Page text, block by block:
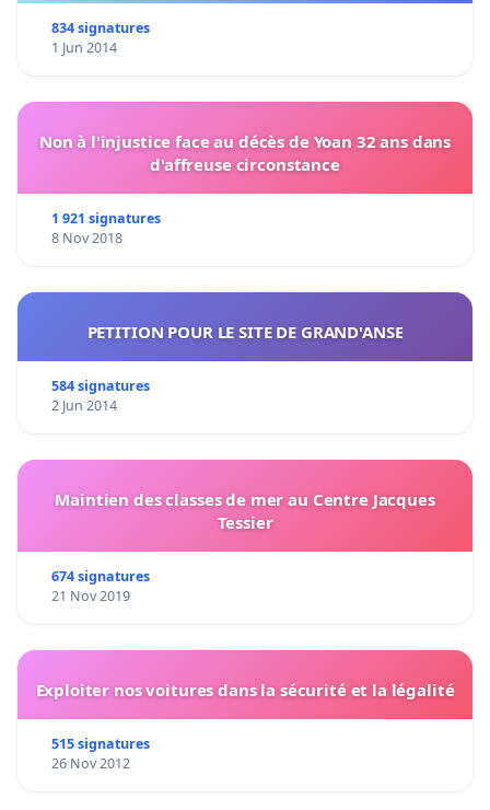
834 signatures
1 Jun 2014
Non à l'injustice face au décès de Yoan 32 ans dans
d'affreuse circonstance
1 921 signatures
8 Nov 2018
PETITION POUR LE SITE DE GRAND'ANSE
584 signatures
2 Jun 2014
Maintien des classes de mer au Centre Jacques
Tessier
674 signatures
21 Nov 2019
Exploiter nos voitures dans la sécurité et la légalité
515 signatures
26 Nov 2012